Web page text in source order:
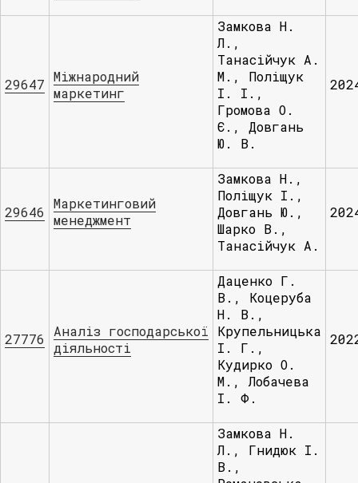
29647 Міжнародний
маркетинг
Замкова Н.
Л.,
Танасійчук А.
М., Поліщук
І. І.,
Громова О.
Є., Довгань
Ю. В.
29646
Маркетинговий
менеджмент
Замкова Н.,
Поліщук І.,
Довгань Ю.,
Шарко В.,
Танасійчук А.
27776
Аналіз господарської
діяльності
Даценко Г.
В., Коцеруба
Н. В.,
Крупельницька
І. Г.,
Кудирко О.
М., Лобачева
І. Ф.
Замкова Н.
Л., Гнидюк І.
В.,